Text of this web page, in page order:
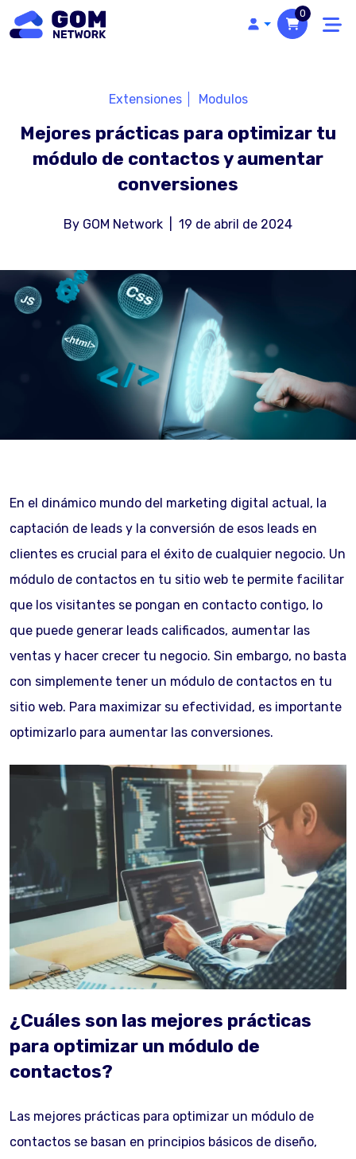
0
Mejores prácticas para optimizar tu
módulo de contactos y aumentar
conversiones
Extensiones Modulos
By GOM Network 19 de abril de 2024
En el dinámico mundo del marketing digital actual, la
captación de leads y la conversión de esos leads en
clientes es crucial para el éxito de cualquier negocio. Un
módulo de contactos en tu sitio web te permite facilitar
que los visitantes se pongan en contacto contigo, lo
que puede generar leads calificados, aumentar las
ventas y hacer crecer tu negocio. Sin embargo, no basta
con simplemente tener un módulo de contactos en tu
sitio web. Para maximizar su efectividad, es importante
optimizarlo para aumentar las conversiones.
¿Cuáles son las mejores prácticas
para optimizar un módulo de
contactos?
Las mejores prácticas para optimizar un módulo de
contactos se basan en principios básicos de diseño,